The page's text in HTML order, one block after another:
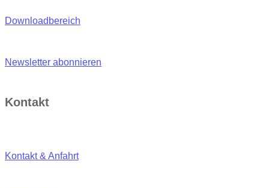
Downloadbereich
Newsletter abonnieren
Kontakt
Kontakt & Anfahrt